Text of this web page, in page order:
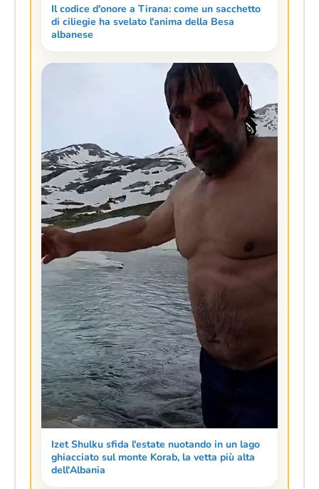
Il codice d'onore a Tirana: come un sacchetto
di ciliegie ha svelato l'anima della Besa
albanese
Izet Shulku sfida l'estate nuotando in un lago
ghiacciato sul monte Korab, la vetta più alta
dell'Albania